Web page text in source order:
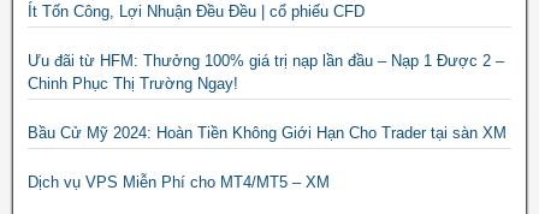
Ít Tốn Công, Lợi Nhuận Đều Đều | cổ phiếu CFD
Ưu đãi từ HFM: Thưởng 100% giá trị nạp lần đầu – Nạp 1 Được 2 –
Chinh Phục Thị Trường Ngay!
Bầu Cử Mỹ 2024: Hoàn Tiền Không Giới Hạn Cho Trader tại sàn XM
Dịch vụ VPS Miễn Phí cho MT4/MT5 – XM